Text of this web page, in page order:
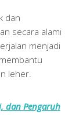
dan
secara alami
menjadi
leher.
dan Pengaruh